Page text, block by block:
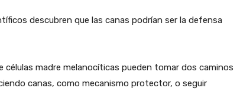
descubren que las canas podrían ser la defensa
células madre melanocíticas pueden tomar dos caminos
canas, como mecanismo protector, o seguir